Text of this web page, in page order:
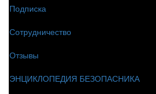
Подписка
Сотрудничество
Отзывы
ЭНЦИКЛОПЕДИЯ БЕЗОПАСНИКА